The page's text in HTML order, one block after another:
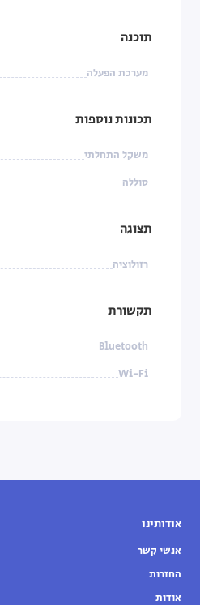
תוכנה
מערכת הפעלה
תכונות נוספות
משקל התחלתי
סוללה
תצוגה
רזולוציה
תקשורת
Bluetooth
Wi-Fi
אודותינו
אנשי קשר
החזרות
אודות